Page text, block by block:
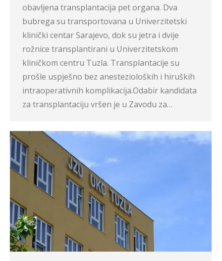
obavljena transplantacija pet organa. Dva
bubrega su transportovana u Univerzitetski
klinički centar Sarajevo, dok su jetra i dvije
rožnice transplantirani u Univerzitetskom
kliničkom centru Tuzla. Transplantacije su
prošle uspješno bez anestezioloških i hiruških
intraoperativnih komplikacija.Odabir kandidata
za transplantaciju vršen je u Zavodu za…